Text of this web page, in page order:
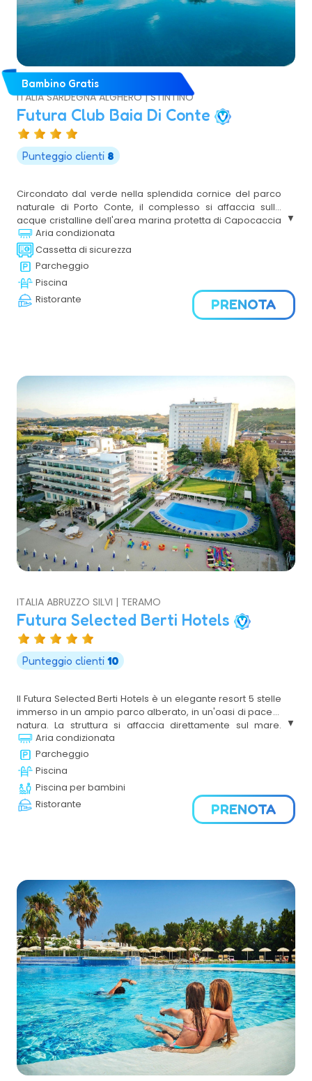
Bambino Gratis
ITALIA SARDEGNA ALGHERO | STINTINO
Futura Club Baia Di Conte
Punteggio clienti 8
Circondato dal verde nella splendida cornice del parco
naturale di Porto Conte, il complesso si affaccia sulle
acque cristalline dell'area marina protetta di Capocaccia
e regala ogni giorno lo spettacolo unico di un panorama
senza eguali. Il Villaggio si compone di un corpo centrale
dove sono presenti tutti i servizi principali e di tre strutture
a forma di semicerchio in cui sono collocate le camere.
Dista 17 km dalla splendida Alghero, definita la "Città del
Corallo", racchiusa all'interno di una secolare cinta
muraria e che conserva intatti gli influssi della
Aria condizionata
Cassetta di sicurezza
Parcheggio
Piscina
Ristorante
PRENOTA
ITALIA ABRUZZO SILVI | TERAMO
Futura Selected Berti Hotels
Punteggio clienti 10
Il Futura Selected Berti Hotels è un elegante resort 5 stelle
immerso in un ampio parco alberato, in un'oasi di pace e
natura. La struttura si affaccia direttamente sul mare.
Ideale per famiglie, coppie e gruppi di amici, offre servizi
di alta qualità, un’animazione coinvolgente e una
ristorazione raffinata. Un'oasi di relax e divertimento per
una vacanza all'insegna del comfort e della natura.
Aria condizionata
Parcheggio
Piscina
Piscina per bambini
Ristorante
PRENOTA